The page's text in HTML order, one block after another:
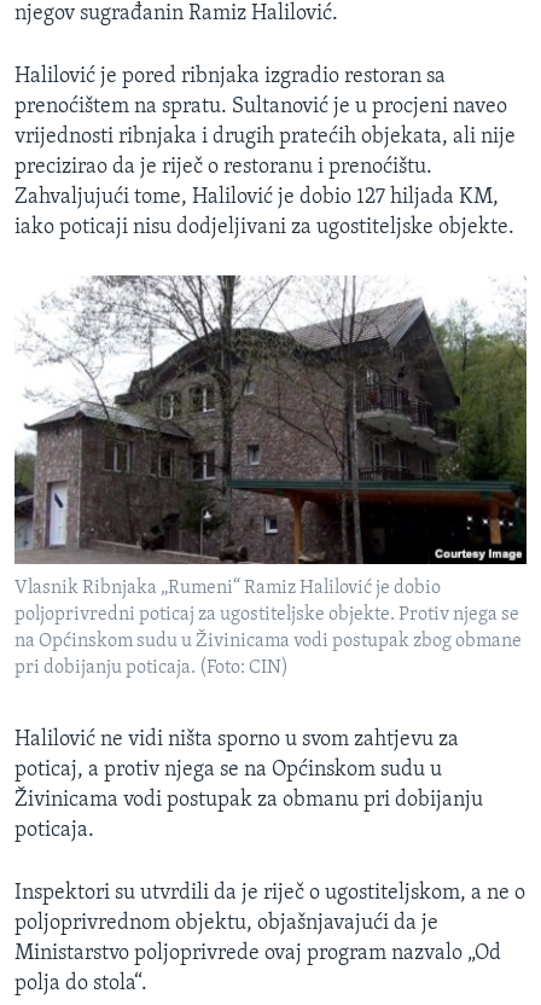
njegov sugrađanin Ramiz Halilović.
Halilović je pored ribnjaka izgradio restoran sa
prenoćištem na spratu. Sultanović je u procjeni naveo
vrijednosti ribnjaka i drugih pratećih objekata, ali nije
precizirao da je riječ o restoranu i prenoćištu.
Zahvaljujući tome, Halilović je dobio 127 hiljada KM,
iako poticaji nisu dodjeljivani za ugostiteljske objekte.
Vlasnik Ribnjaka „Rumeni“ Ramiz Halilović je dobio
poljoprivredni poticaj za ugostiteljske objekte. Protiv njega se
na Općinskom sudu u Živinicama vodi postupak zbog obmane
pri dobijanju poticaja. (Foto: CIN)
Halilović ne vidi ništa sporno u svom zahtjevu za
poticaj, a protiv njega se na Općinskom sudu u
Živinicama vodi postupak za obmanu pri dobijanju
poticaja.
Inspektori su utvrdili da je riječ o ugostiteljskom, a ne o
poljoprivrednom objektu, objašnjavajući da je
Ministarstvo poljoprivrede ovaj program nazvalo „Od
polja do stola“.